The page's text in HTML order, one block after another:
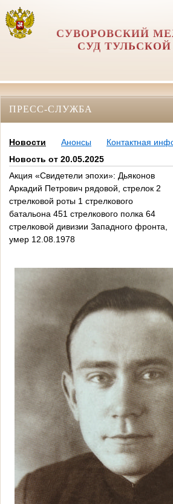
СУВОРОВСКИЙ
СУД
ПРЕСС-СЛУЖБА
Новости Анонсы
Контактная
Новость от 20.05.2025
Акция «Свидетели эпохи»: Дьяконов
Аркадий Петрович рядовой, стрелок 2
стрелковой роты 1 стрелкового
батальона 451 стрелкового полка 64
стрелковой дивизии Западного фронта,
умер 12.08.1978